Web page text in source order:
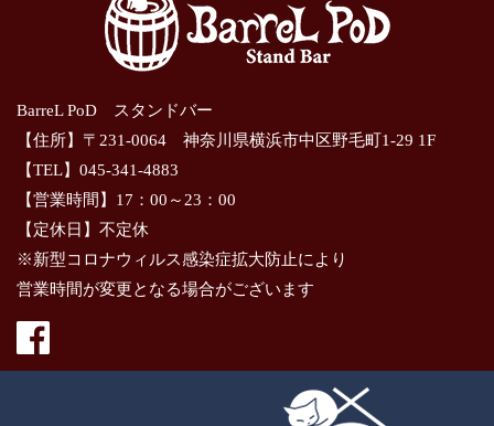
BarreL PoD スタンドバー
【住所】〒231-0064 神奈川県横浜市中区野毛町1-29 1F
【TEL】045-341-4883
【営業時間】17：00～23：00
【定休日】不定休
※新型コロナウィルス感染症拡大防止により
営業時間が変更となる場合がございます